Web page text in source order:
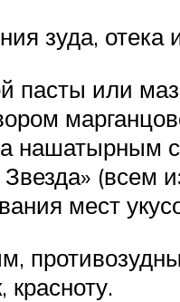
зуда, отека
пасты или
нашатырным
(всем
мест
красноту.